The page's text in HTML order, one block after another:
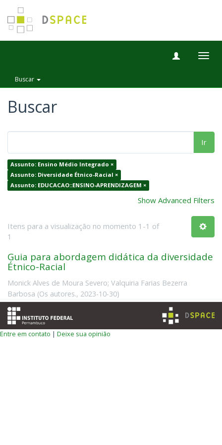
Buscar
Buscar
Ir
Assunto: Ensino Médio Integrado ×
Assunto: Diversidade Étnico-Racial ×
Assunto: EDUCACAO::ENSINO-APRENDIZAGEM ×
Show Advanced Filters
Itens para a visualização no momento 1-1 of
1
Guia para abordagem didática da diversidade
Étnico-Racial
Monick Alves de Moura Severo; Valquiria Farias Bezerra
Barbosa (Os autores., 2023-10-30)
Entre em contato | Deixe sua opinião